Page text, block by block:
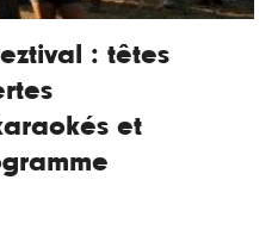
: têtes
et